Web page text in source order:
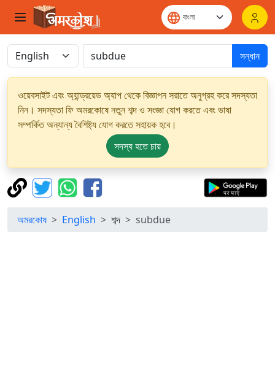
সন্ধান
ওয়েবসাইট এবং অ্যান্ড্রয়েড অ্যাপ থেকে বিজ্ঞাপন সরাতে অনুগ্রহ করে সদস্যতা
নিন। সদস্যতা ফি অমরকোষে নতুন শব্দ ও সংজ্ঞা যোগ করতে এবং ভাষা
সম্পর্কিত অন্যান্য বৈশিষ্ট্য যোগ করতে সহায়ক হবে।
সদস্য হতে চায়
অমরকোষ English শব্দ subdue